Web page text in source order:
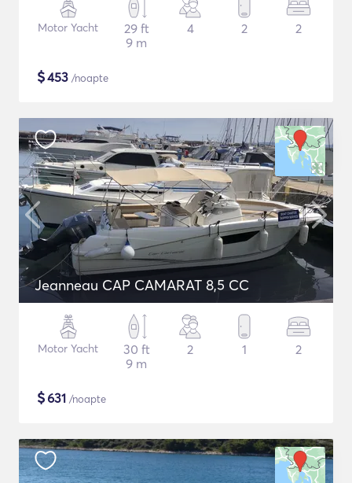
Motor Yacht
29 ft
9 m
4 2 2
$453 /noapte
Jeanneau CAP CAMARAT 8,5 CC
Motor Yacht
30 ft
9 m
2 1 2
$631 /noapte